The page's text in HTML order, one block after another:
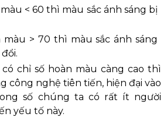
< 60 thì màu sắc ánh sáng bị
màu > 70 thì màu sắc ánh sáng
chỉ số hoàn màu càng cao thì
công nghệ tiên tiến, hiện đại vào
số chúng ta có rất ít người
yếu tố này.